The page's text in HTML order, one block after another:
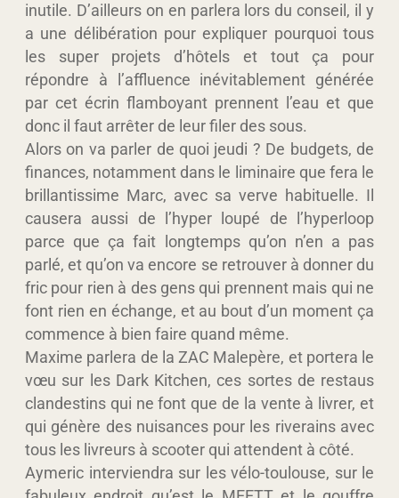
inutile. D’ailleurs on en parlera lors du conseil, il y
a une délibération pour expliquer pourquoi tous
les super projets d’hôtels et tout ça pour
répondre à l’affluence inévitablement générée
par cet écrin flamboyant prennent l’eau et que
donc il faut arrêter de leur filer des sous.
Alors on va parler de quoi jeudi ? De budgets, de
finances, notamment dans le liminaire que fera le
brillantissime Marc, avec sa verve habituelle. Il
causera aussi de l’hyper loupé de l’hyperloop
parce que ça fait longtemps qu’on n’en a pas
parlé, et qu’on va encore se retrouver à donner du
fric pour rien à des gens qui prennent mais qui ne
font rien en échange, et au bout d’un moment ça
commence à bien faire quand même.
Maxime parlera de la ZAC Malepère, et portera le
vœu sur les Dark Kitchen, ces sortes de restaus
clandestins qui ne font que de la vente à livrer, et
qui génère des nuisances pour les riverains avec
tous les livreurs à scooter qui attendent à côté.
Aymeric interviendra sur les vélo-toulouse, sur le